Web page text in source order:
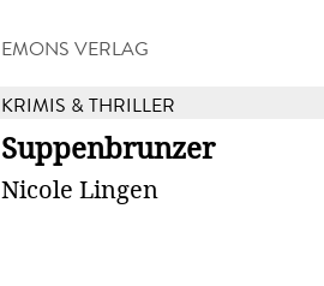
EMONS VERLAG
KRIMIS & THRILLER
Suppenbrunzer
Nicole Lingen